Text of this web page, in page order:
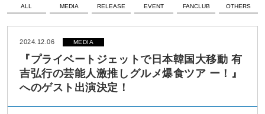
ALL MEDIA RELEASE EVENT FANCLUB OTHERS
2024.12.06 MEDIA
『プライベートジェットで日本韓国大移動 有
吉弘行の芸能人激推しグルメ爆食ツア ー！』
へのゲスト出演決定！